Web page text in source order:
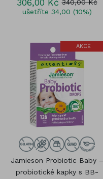
340,00 Kč
ušetříte 34,00 (10%)
AKCE
Jamieson Probiotic Baby –
probiotické kapky s BB-